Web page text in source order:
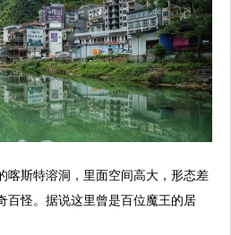
喀斯特溶洞，里面空间高大，形态差
百怪。据说这里曾是百位魔王的居